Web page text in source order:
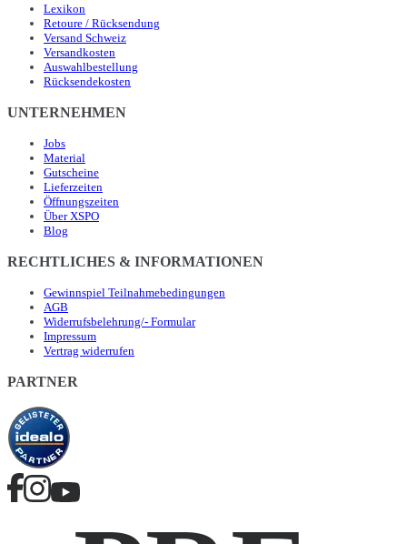
Lexikon
Retoure / Rücksendung
Versand Schweiz
Versandkosten
Auswahlbestellung
Rücksendekosten
UNTERNEHMEN
Jobs
Material
Gutscheine
Lieferzeiten
Öffnungszeiten
Über XSPO
Blog
RECHTLICHES & INFORMATIONEN
Gewinnspiel Teilnahmebedingungen
AGB
Widerrufsbelehrung/- Formular
Impressum
Vertrag widerrufen
PARTNER